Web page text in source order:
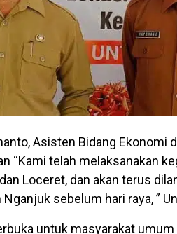
Asisten Bidang Ekonomi
“Kami telah melaksanakan
Loceret, dan akan terus
sebelum hari raya, ”
untuk masyarakat umum